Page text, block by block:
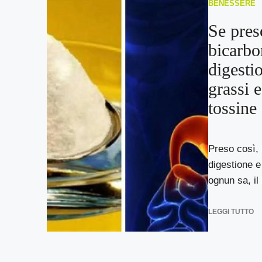
BENESSERE
Se
grassi
tossine
Preso così,
digestione
ognun sa, il
LEGGI TUTTO